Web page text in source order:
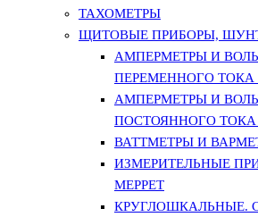
ТАХОМЕТРЫ
ЩИТОВЫЕ ПРИБОРЫ,
АМПЕРМЕТРЫ И
ПЕРЕМЕННОГО
АМПЕРМЕТРЫ И
ПОСТОЯННОГО
ВАТТМЕТРЫ И
ИЗМЕРИТЕЛЬНЫЕ
МЕРРЕТ
КРУГЛОШКАЛЬНЫЕ.